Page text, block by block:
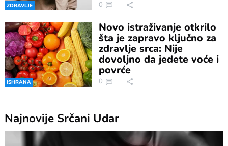
ZDRAVLJE 0
ISHRANA
Novo istraživanje otkrilo
šta je zapravo ključno za
zdravlje srca: Nije
dovoljno da jedete voće i
povrće
0
Najnovije Srčani Udar